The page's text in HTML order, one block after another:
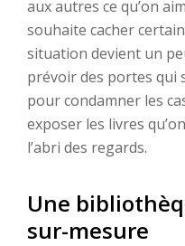
aux autres ce qu’on
souhaite cacher
situation devient un
prévoir des portes qui
pour condamner les
exposer les livres
l’abri des regards.
Une
sur-mesure